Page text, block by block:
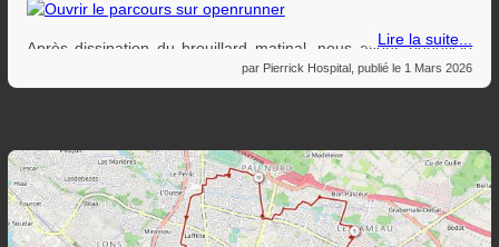
Après dissipation du brouillard matinal, nous avons bénéficié
d’un temps magnifique pour ce 1er dimanche de mars. Une
Nous sommes partis en longeant le gave, et le retour s’est fait
plus au nord, en passant à Billère par le bois du Lacaou (sur la
Paris-Madrid). A noter la participation d’un vélo couché en
tricycle.
Lire la suite...
par Pierrick Hospital , publié le 1 Mars 2026